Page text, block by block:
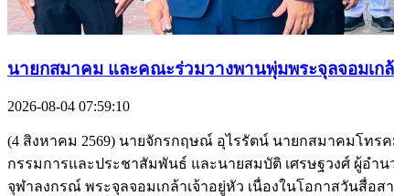
นายกสมาคม และคณะร่วมวางพานพุ่มพระจุลจอมเก
2026-08-04 07:59:10
(4 สิงหาคม 2569) นายจักรกฤษณ์ อุไรรัตน์ นายกสมาคมโทร
กรรมการและประชาสัมพันธ์ และนายสมบัติ เศรษฐวงศ์ ผู้อำ
จุฬาลงกรณ์ พระจุลจอมเกล้าเจ้าอยู่หัว เนื่องในโอกาสวันสื่